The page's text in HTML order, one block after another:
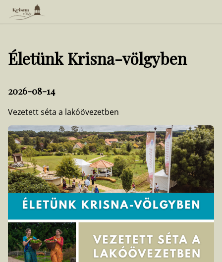
Életünk Krisna-völgyben
2026-08-14
Vezetett séta a lakóövezetben